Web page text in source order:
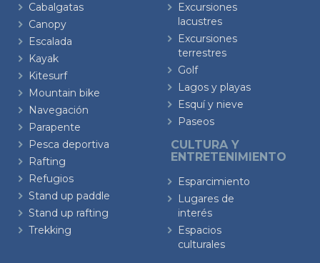
Cabalgatas
Canopy
Escalada
Kayak
Kitesurf
Mountain bike
Navegación
Parapente
Pesca deportiva
Rafting
Refugios
Stand up paddle
Stand up rafting
Trekking
Excursiones
lacustres
Excursiones
terrestres
Golf
Lagos y playas
Esquí y nieve
Paseos
CULTURA Y
ENTRETENIMIENTO
Esparcimiento
Lugares de
interés
Espacios
culturales